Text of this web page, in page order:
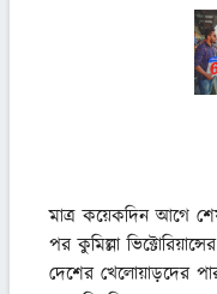
মাত্র কয়েকদিন আগে
পর কুমিল্লা
দেশের খেলোয়াড়দের